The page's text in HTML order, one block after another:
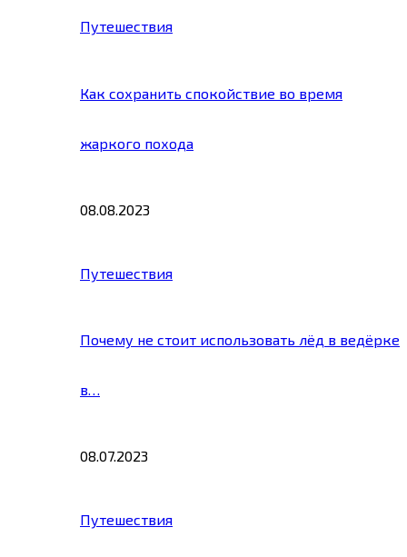
Путешествия
Как сохранить спокойствие во время
жаркого похода
08.08.2023
Путешествия
Почему не стоит использовать лёд в ведёрке
в…
08.07.2023
Путешествия